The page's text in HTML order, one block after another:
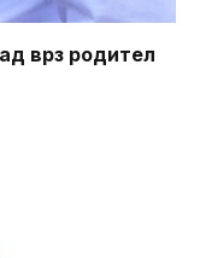
врз родител